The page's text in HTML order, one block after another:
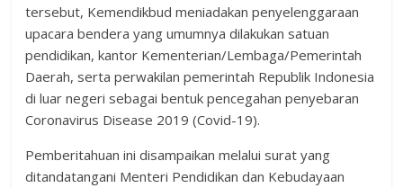
tersebut, Kemendikbud meniadakan penyelenggaraan
upacara bendera yang umumnya dilakukan satuan
pendidikan, kantor Kementerian/Lembaga/Pemerintah
Daerah, serta perwakilan pemerintah Republik Indonesia
di luar negeri sebagai bentuk pencegahan penyebaran
Coronavirus Disease 2019 (Covid-19).
Pemberitahuan ini disampaikan melalui surat yang
ditandatangani Menteri Pendidikan dan Kebudayaan